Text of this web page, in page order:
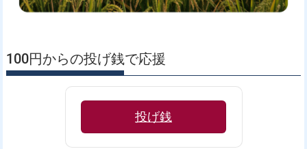
100円からの投げ銭で応援
投げ銭